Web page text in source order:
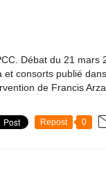
Débat du 21 mars
consorts publié
de Francis
Repost 0